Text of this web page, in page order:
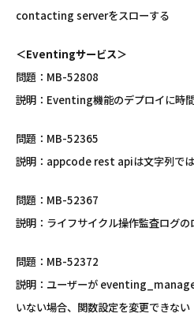
contacting serverをスローする
＜Eventingサービス＞
問題：MB-52808
説明：Eventing機能のデプロイに時
問題：MB-52365
説明：appcode rest apiは文字列で
問題：MB-52367
説明：ライフサイクル操作監査ログ
問題：MB-52372
説明：ユーザーが
いない場合、関数設定を変更できない